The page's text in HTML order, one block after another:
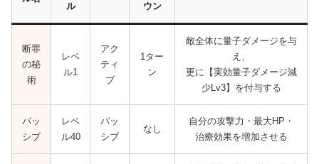
ル
ウン
断罪
の秘
術
レベ
ル1
アク
ティ
ブ
1ター
ン
敵全体に量子ダメージを与
え、
更に【実効量子ダメージ減
少Lv3】を付与する
パッ
シブ
レベ
ル40
パッ
シブ
なし
自分の攻撃力・最大HP・
治療効果を増加させる